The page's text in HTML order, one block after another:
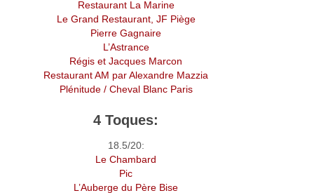
Restaurant La Marine
Le Grand Restaurant, JF Piège
Pierre Gagnaire
L’Astrance
Régis et Jacques Marcon
Restaurant AM par Alexandre Mazzia
Plénitude / Cheval Blanc Paris
4 Toques:
18.5/20:
Le Chambard
Pic
L’Auberge du Père Bise